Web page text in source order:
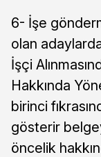
6- İşe
olan
İşçi
Hakkında
birinci
gösterir
öncelik